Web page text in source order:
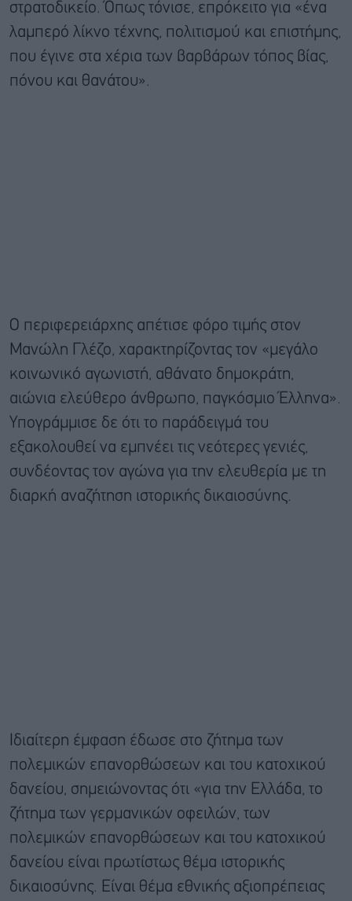
στρατοδικείο. Όπως τόνισε, επρόκειτο για «ένα
λαμπερό λίκνο τέχνης, πολιτισμού και επιστήμης,
που έγινε στα χέρια των βαρβάρων τόπος βίας,
πόνου και θανάτου».
Ο περιφερειάρχης απέτισε φόρο τιμής στον
Μανώλη Γλέζο, χαρακτηρίζοντας τον «μεγάλο
κοινωνικό αγωνιστή, αθάνατο δημοκράτη,
αιώνια ελεύθερο άνθρωπο, παγκόσμιο Έλληνα».
Υπογράμμισε δε ότι το παράδειγμά του
εξακολουθεί να εμπνέει τις νεότερες γενιές,
συνδέοντας τον αγώνα για την ελευθερία με τη
διαρκή αναζήτηση ιστορικής δικαιοσύνης.
Ιδιαίτερη έμφαση έδωσε στο ζήτημα των
πολεμικών επανορθώσεων και του κατοχικού
δανείου, σημειώνοντας ότι «για την Ελλάδα, το
ζήτημα των γερμανικών οφειλών, των
πολεμικών επανορθώσεων και του κατοχικού
δανείου είναι πρωτίστως θέμα ιστορικής
δικαιοσύνης. Είναι θέμα εθνικής αξιοπρέπειας